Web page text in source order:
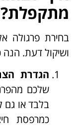
מתקפלת?
בחירת פרגולה
ושיקול דעת. הנה
הגדרת
שלכם
בלבד או
כמרפסת